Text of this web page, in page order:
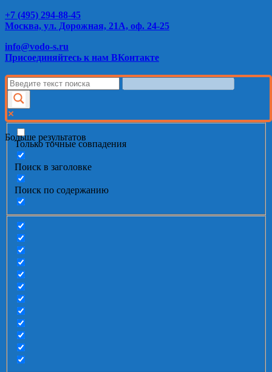
+7 (495) 294-88-45
Москва, ул. Дорожная, 21А, оф. 24-25
info@vodo-s.ru
Присоединяйтесь к нам ВКонтакте
Больше результатов
Только точные совпадения
Поиск в заголовке
Поиск по содержанию